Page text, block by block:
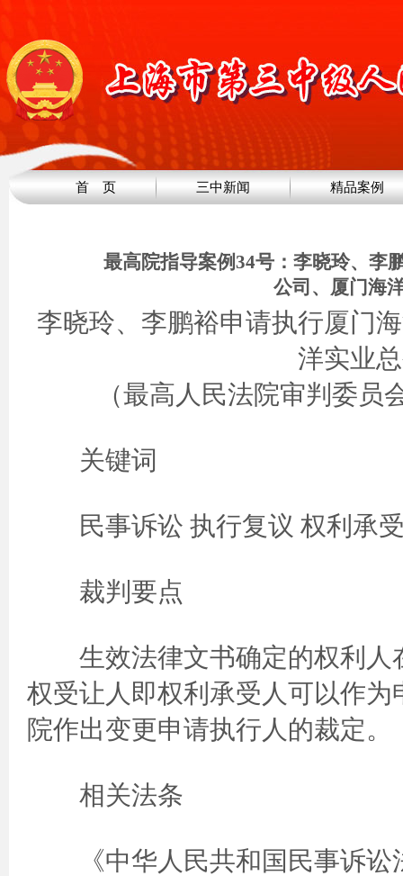
首 页 三中新闻 精品案例
最高院指导案例34号：李晓玲、李
公司、厦门海
李晓玲、李鹏裕申请执行厦门
洋实业
（最高人民法院审判委员
关键词
民事诉讼 执行复议 权利承受
裁判要点
生效法律文书确定的权利人
权受让人即权利承受人可以作
院作出变更申请执行人的裁定。
相关法条
《中华人民共和国民事诉讼